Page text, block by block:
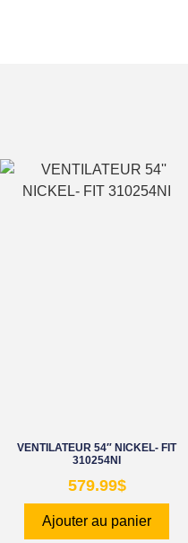
VENTILATEUR 54″ NICKEL- FIT
310254NI
579.99$
Ajouter au panier